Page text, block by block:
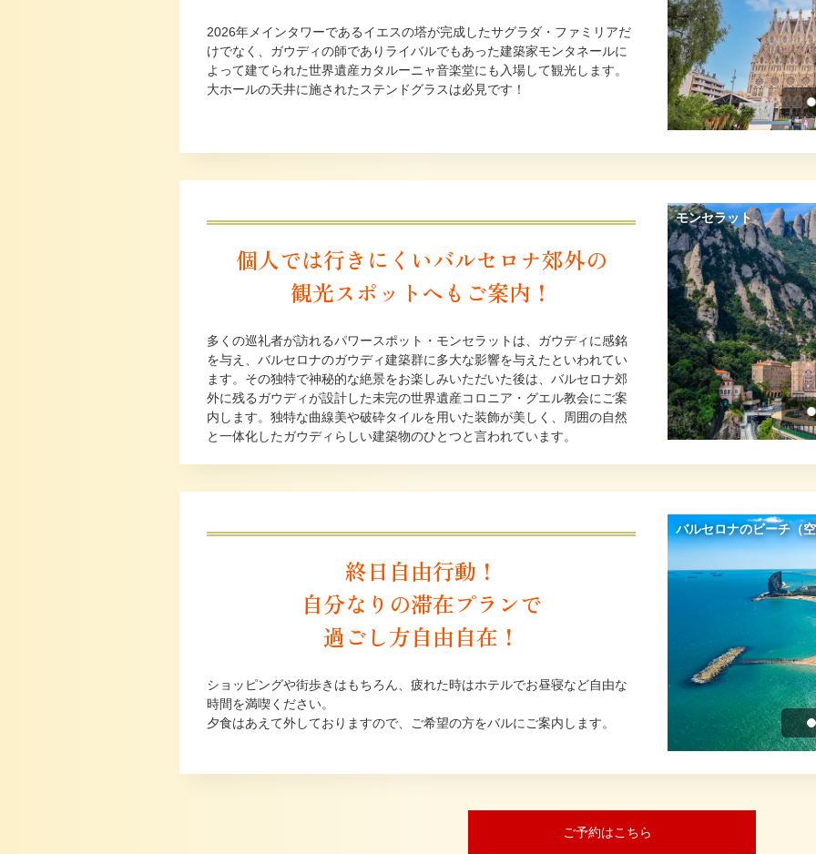
2026年メインタワーであるイエスの塔が完成したサグラダ・ファミリアだ
けでなく、ガウディの師でありライバルでもあった建築家モンタネールに
よって建てられた世界遺産カタルーニャ音楽堂にも入場して観光します。
大ホールの天井に施されたステンドグラスは必見です！
個人では行きにくいバルセロナ郊外の
観光スポットへもご案内！
多くの巡礼者が訪れるパワースポット・モンセラットは、ガウディに感銘
を与え、バルセロナのガウディ建築群に多大な影響を与えたといわれてい
ます。その独特で神秘的な絶景をお楽しみいただいた後は、バルセロナ郊
外に残るガウディが設計した未完の世界遺産コロニア・グエル教会にご案
内します。独特な曲線美や破砕タイルを用いた装飾が美しく、周囲の自然
と一体化したガウディらしい建築物のひとつと言われています。
終日自由行動！
自分なりの滞在プランで
過ごし方自由自在！
ショッピングや街歩きはもちろん、疲れた時はホテルでお昼寝など自由な
時間を満喫ください。
夕食はあえて外しておりますので、ご希望の方をバルにご案内します。
ご予約はこちら